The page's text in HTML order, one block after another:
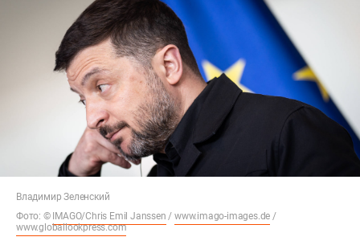
Владимир Зеленский
Фото: © IMAGO/Chris Emil Janssen /www.imago-images.de /
www.globallookpress.com